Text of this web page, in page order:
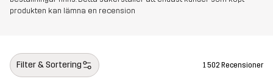
produkten kan lämna en recension
Filter & Sortering 1 502 Recensioner